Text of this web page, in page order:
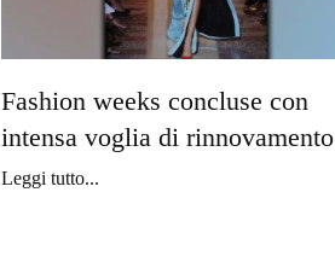
Fashion weeks concluse con
intensa voglia di rinnovamento
Leggi tutto...